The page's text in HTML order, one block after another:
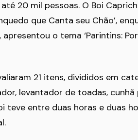
20 mil pessoas. O Boi
que Canta seu Chão’,
o tema ‘Parintins:
21 itens, divididos em
levantador de toadas,
teve entre duas horas e duas